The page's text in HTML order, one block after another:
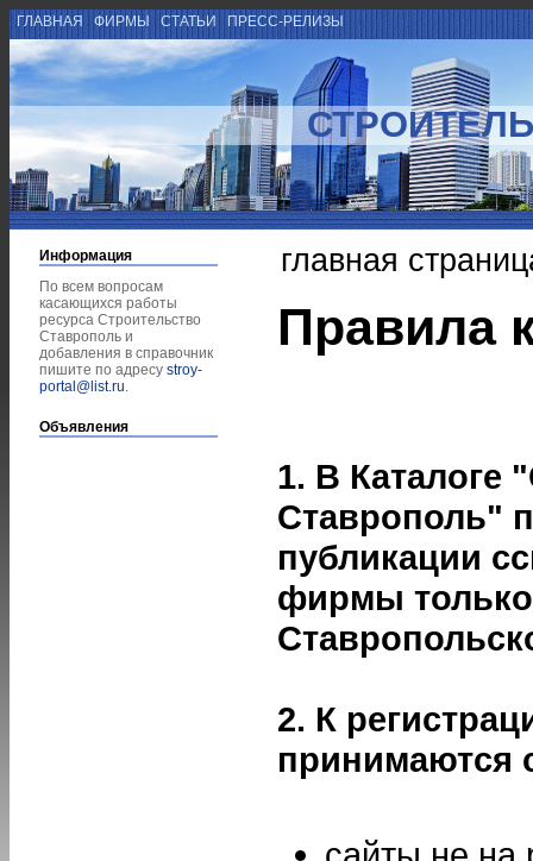
ГЛАВНАЯ ФИРМЫ СТАТЬИ ПРЕСС-РЕЛИЗЫ
Информация
По всем вопросам
касающихся работы
ресурса Строительство
Ставрополь и
добавления в справочник
пишите по адресу stroy-
portal@list.ru.
Объявления
главная
Правила
1. В Каталоге
Ставрополь"
публикации
фирмы только
2. К
принимаются